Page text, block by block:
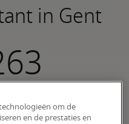
in Gent
om de
en de prestaties en